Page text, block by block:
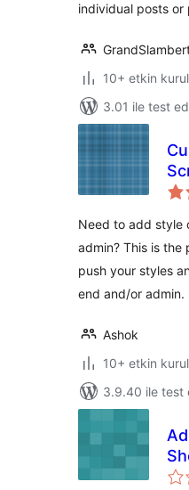
individual posts or
10+ etkin
3.01 ile test
Need to add style
admin? This is the
push your styles
end and/or admin.
Ashok
10+ etkin
3.9.40 ile test